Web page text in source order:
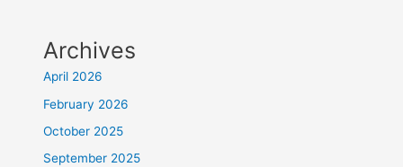
Archives
April 2026
February 2026
October 2025
September 2025